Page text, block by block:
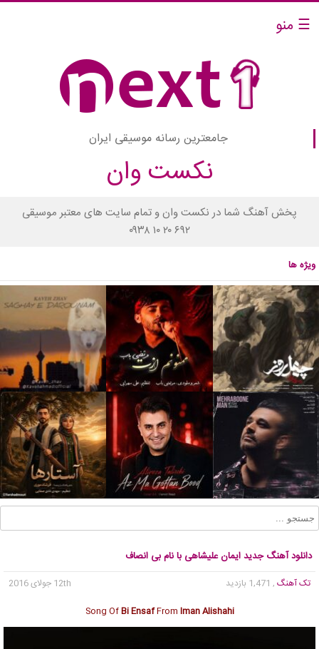
☰ منو
جامعترین رسانه موسیقی ایران
نکست وان
پخش آهنگ شما در نکست وان و تمام سایت های معتبر موسیقی
۰۹۳۸ ۱۰ ۲۰ ۶۹۲
ویژه ها
دانلود آهنگ جدید ایمان علیشاهی با نام بی انصاف
تک آهنگ , 1,471 بازدید
12th جولای 2016
Song OfBi EnsafFrom Iman Alishahi